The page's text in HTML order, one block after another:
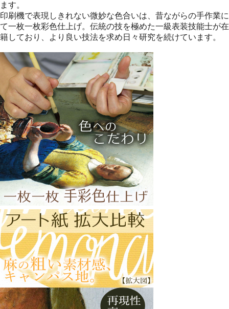
ます。
印刷機で表現しきれない微妙な色合いは、昔ながらの手作業に
て一枚一枚彩色仕上げ。伝統の技を極めた一級表装技能士が在
籍しており、より良い技法を求め日々研究を続けています。